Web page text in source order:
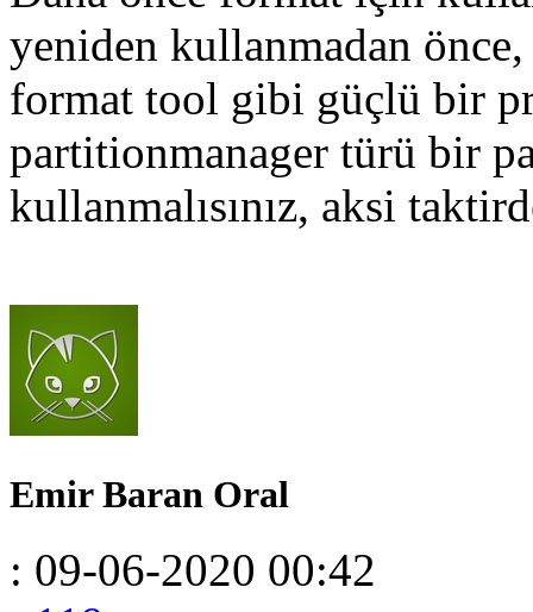
yeniden kullanmadan
format tool gibi güçlü bir
partitionmanager türü bir
kullanmalısınız, aksi
Emir Baran Oral
: 09-06-2020 00:42